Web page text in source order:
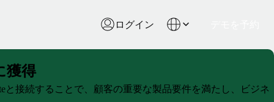
ログイン
獲得
接続することで、顧客の重要な製品要件を満たし、ビジネ